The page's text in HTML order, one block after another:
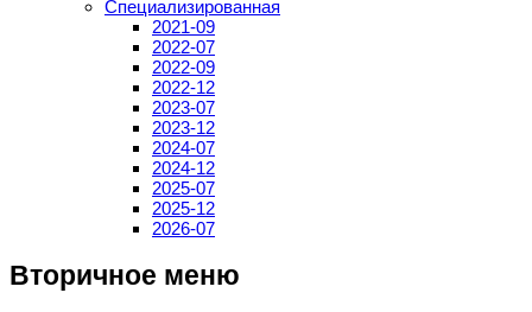
Специализированная
2021-09
2022-07
2022-09
2022-12
2023-07
2023-12
2024-07
2024-12
2025-07
2025-12
2026-07
Вторичное меню